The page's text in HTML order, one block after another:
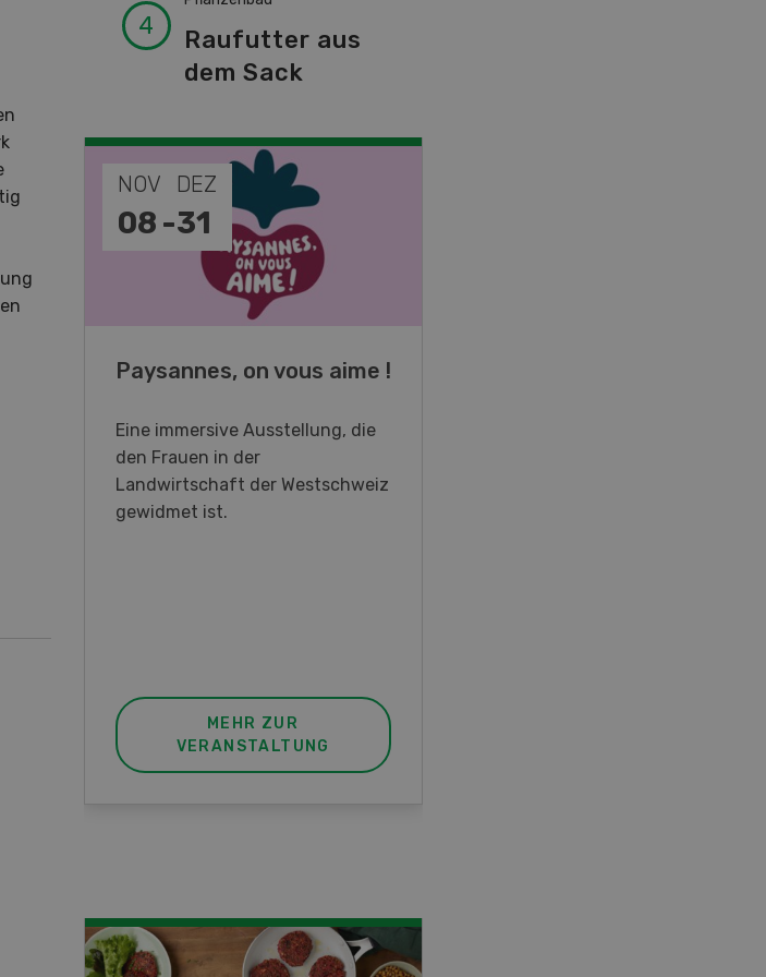
Raufutter aus
dem Sack
NOV
08 -
DEZ
31
Paysannes, on vous aime !
Eine immersive Ausstellung, die
den Frauen in der
Landwirtschaft der Westschweiz
gewidmet ist.
MEHR ZUR
VERANSTALTUNG